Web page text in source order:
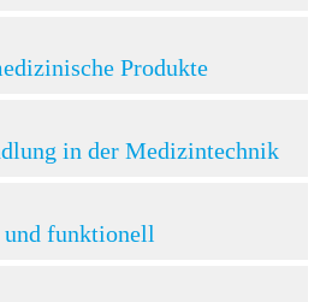
Produkte
in der Medizintechnik
funktionell